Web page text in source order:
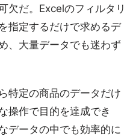
欠だ。Excelのフィルタリ
指定するだけで求めるデ
、大量データでも迷わず
特定の商品のデータだけ
操作で目的を達成でき
データの中でも効率的に